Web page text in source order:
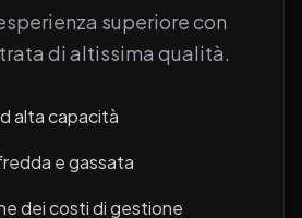
superiore con
di altissima qualità.
alta capacità
e gassata
dei costi di gestione